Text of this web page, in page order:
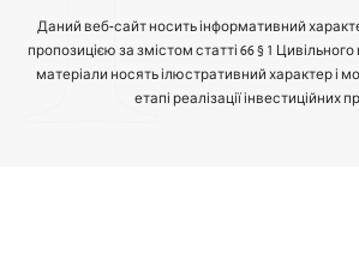
Даний веб-сайт носить інформативний
пропозицією за змістом статті 66 § 1
матеріали носять ілюстративний характер і
етапі реалізації інвестиційних